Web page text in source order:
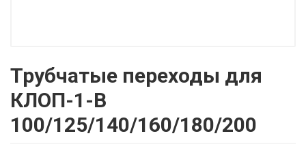
Трубчатые переходы для
КЛОП-1-В
100/125/140/160/180/200